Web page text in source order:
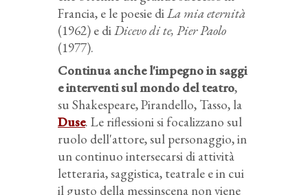
Francia, e le poesie diLa mia eternità
(1962) e diDicevo di te, Pier Paolo
(1977).
Continua anche l'impegno in saggi
e interventi sul mondo del teatro,
su Shakespeare, Pirandello, Tasso, la
Duse. Le riflessioni si focalizzano sul
ruolo dell'attore, sul personaggio, in
un continuo intersecarsi di attività
letteraria, saggistica, teatrale e in cui
il gusto della messinscena non viene